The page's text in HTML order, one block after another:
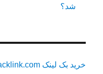
شد؟
خرید بک لینک behtarinbacklink.com